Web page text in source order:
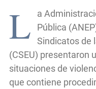
L
a
Pública
Sindicatos de
(CSEU) presentaron
situaciones de
que contiene